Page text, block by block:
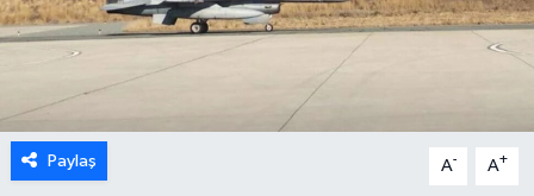
Paylaş A- A+
GÜNDEM
GÜNEY KIBRIS
İÇ HABERLER